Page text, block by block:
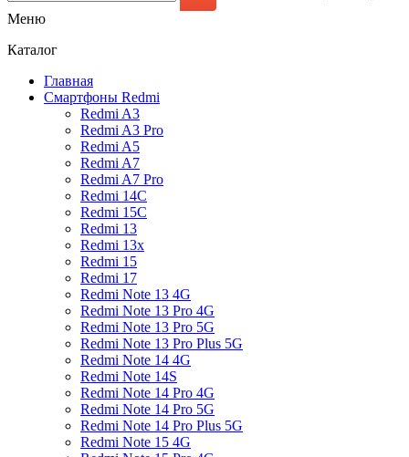
Меню
Каталог
Главная
Смартфоны Redmi
Redmi A3
Redmi A3 Pro
Redmi A5
Redmi A7
Redmi A7 Pro
Redmi 14C
Redmi 15C
Redmi 13
Redmi 13x
Redmi 15
Redmi 17
Redmi Note 13 4G
Redmi Note 13 Pro 4G
Redmi Note 13 Pro 5G
Redmi Note 13 Pro Plus 5G
Redmi Note 14 4G
Redmi Note 14S
Redmi Note 14 Pro 4G
Redmi Note 14 Pro 5G
Redmi Note 14 Pro Plus 5G
Redmi Note 15 4G